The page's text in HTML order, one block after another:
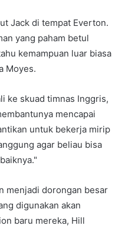
Jack di tempat Everton.
yang paham betul
kemampuan luar biasa
Moyes.
ke skuad timnas Inggris,
mencapai
untuk bekerja mirip
agar beliau bisa
menjadi dorongan besar
digunakan akan
baru mereka, Hill